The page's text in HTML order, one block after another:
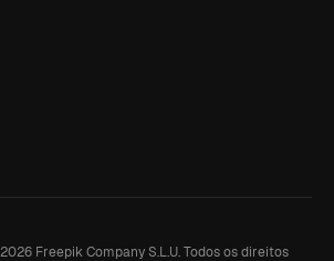
2026Freepik Company S.L.U. Todos os direitos